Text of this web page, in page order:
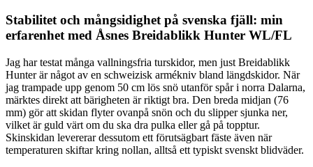
Stabilitet och mångsidighet på svenska fjäll: min
erfarenhet med Åsnes Breidablikk Hunter WL/FL
Jag har testat många vallningsfria turskidor, men just Breidablikk
Hunter är något av en schweizisk armékniv bland längdskidor. När
jag trampade upp genom 50 cm lös snö utanför spår i norra Dalarna,
märktes direkt att bärigheten är riktigt bra. Den breda midjan (76
mm) gör att skidan flyter ovanpå snön och du slipper sjunka ner,
vilket är guld värt om du ska dra pulka eller gå på topptur.
Skinskidan levererar dessutom ett förutsägbart fäste även när
temperaturen skiftar kring nollan, alltså ett typiskt svenskt blidväder.